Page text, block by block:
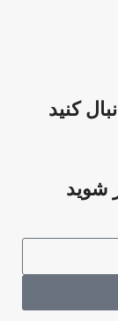
کنید
شوید